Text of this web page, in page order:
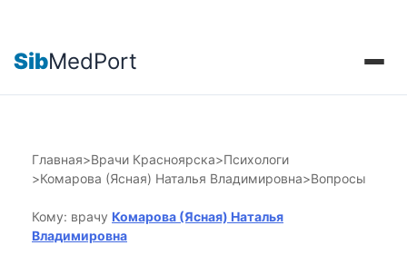
SibMedPort
Главная>Врачи Красноярска>Психологи
>Комарова (Ясная) Наталья Владимировна>Вопросы
Кому: врачу Комарова (Ясная) Наталья
Владимировна